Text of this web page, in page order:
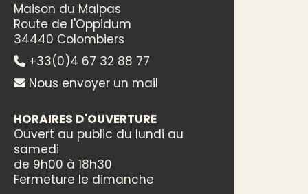
Maison du Malpas
Route de l'Oppidum
34440 Colombiers
+33(0)4 67 32 88 77
Nous envoyer un mail
HORAIRES D'OUVERTURE
Ouvert au public du lundi au
samedi
de 9h00 à 18h30
Fermeture le dimanche